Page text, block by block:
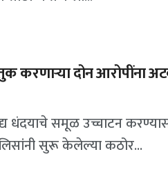
करणाऱ्या दोन आरोपींना
धंदयाचे समूळ उच्चाटन
सुरू केलेल्या कठोर...